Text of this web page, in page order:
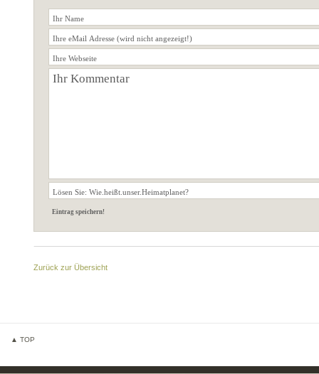
Zurück zur Übersicht
▲ TOP